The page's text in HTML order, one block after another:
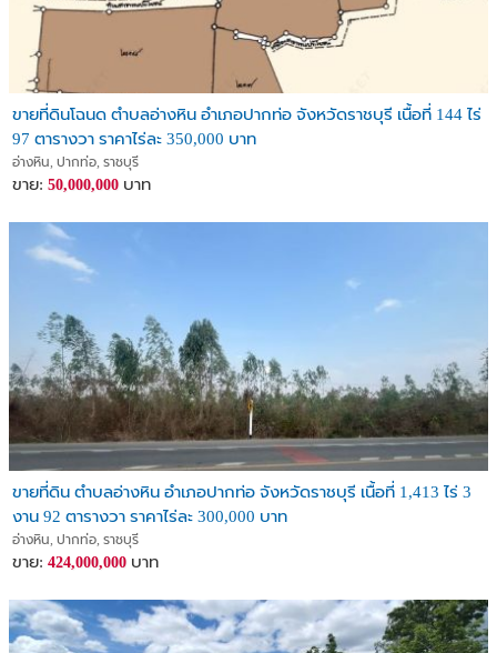
ขายที่ดินโฉนด ตำบลอ่างหิน อำเภอปากท่อ จังหวัดราชบุรี เนื้อที่ 144 ไร่
97 ตารางวา ราคาไร่ละ 350,000 บาท
อ่างหิน, ปากท่อ, ราชบุรี
ขาย: 50,000,000 บาท
ขายที่ดิน ตำบลอ่างหิน อำเภอปากท่อ จังหวัดราชบุรี เนื้อที่ 1,413 ไร่ 3
งาน 92 ตารางวา ราคาไร่ละ 300,000 บาท
อ่างหิน, ปากท่อ, ราชบุรี
ขาย: 424,000,000 บาท